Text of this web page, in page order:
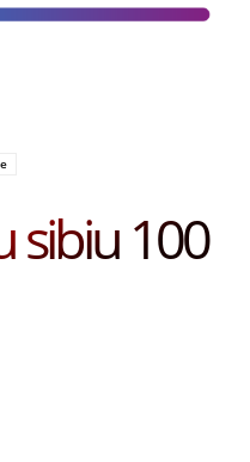
sibiu 100